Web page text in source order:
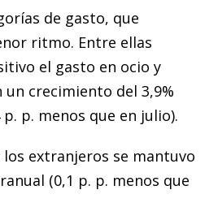
de gasto, que
ritmo. Entre ellas
el gasto en ocio y
un crecimiento del 3,9%
p. menos que en julio).
los extranjeros se mantuvo
(0,1 p. p. menos que